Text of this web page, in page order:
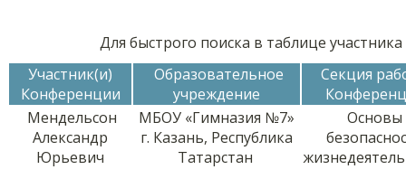
Для быстрого поиска в таблице
Участник(и)
Конференции
Образовательное
учреждение
Секция
Мендельсон
Александр
Юрьевич
МБОУ «Гимназия №7»
г. Казань, Республика
Татарстан
Основы